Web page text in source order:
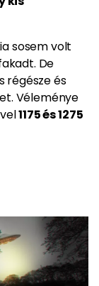
sosem volt
De
régésze és
Véleménye
1175 és 1275